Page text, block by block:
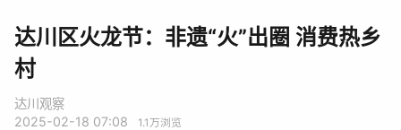
达川区火龙节：非遗“火”出圈 消费热乡
村
达川观察
2025-02-18 07:08
1.1万浏览